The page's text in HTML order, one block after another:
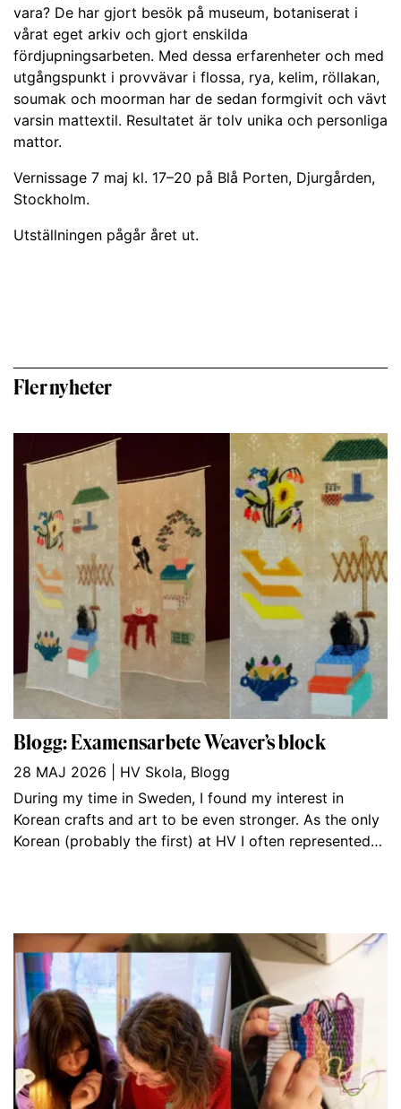
vara? De har gjort besök på museum, botaniserat i
vårat eget arkiv och gjort enskilda
fördjupningsarbeten. Med dessa erfarenheter och med
utgångspunkt i provvävar i flossa, rya, kelim, röllakan,
soumak och moorman har de sedan formgivit och vävt
varsin mattextil. Resultatet är tolv unika och personliga
mattor.
Vernissage 7 maj kl. 17–20 på Blå Porten, Djurgården,
Stockholm.
Utställningen pågår året ut.
Fler nyheter
Blogg: Examensarbete Weaver’s block
28 MAJ 2026 HV Skola, Blogg
During my time in Sweden, I found my interest in
Korean crafts and art to be even stronger. As the only
Korean (probably the first) at HV I often represented…